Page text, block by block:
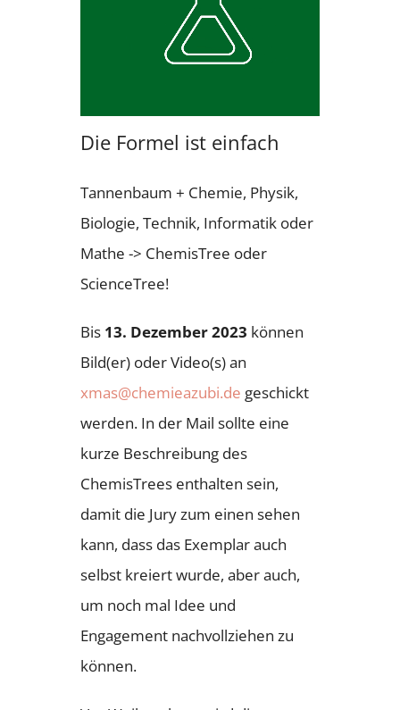
Die Formel ist einfach
Tannenbaum + Chemie, Physik,
Biologie, Technik, Informatik oder
Mathe -> ChemisTree oder
ScienceTree!
Bis 13. Dezember 2023 können
Bild(er) oder Video(s) an
xmas@chemieazubi.de geschickt
werden. In der Mail sollte eine
kurze Beschreibung des
ChemisTrees enthalten sein,
damit die Jury zum einen sehen
kann, dass das Exemplar auch
selbst kreiert wurde, aber auch,
um noch mal Idee und
Engagement nachvollziehen zu
können.